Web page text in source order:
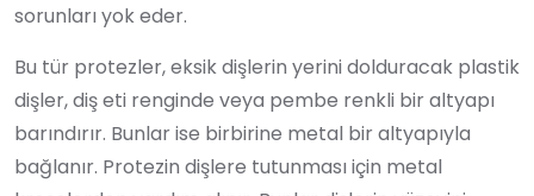
sorunları yok eder.
Bu tür protezler, eksik dişlerin yerini dolduracak plastik
dişler, diş eti renginde veya pembe renkli bir altyapı
barındırır. Bunlar ise birbirine metal bir altyapıyla
bağlanır. Protezin dişlere tutunması için metal